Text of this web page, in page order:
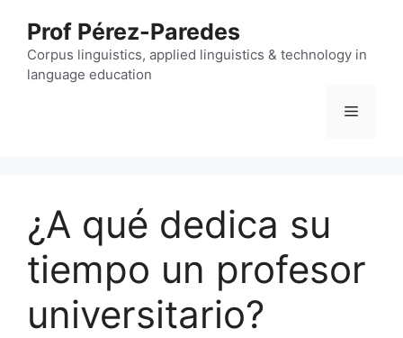
content
Prof Pérez-Paredes
Corpus linguistics, applied linguistics & technology in
language education
Menu
¿A qué dedica su
tiempo un profesor
universitario?